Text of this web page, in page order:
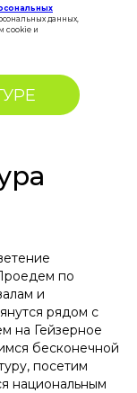
данных,
cookie и
по
и
рядом с
на Гейзерное
бесконечной
посетим
национальным